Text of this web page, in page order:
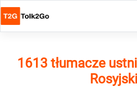
1613 tłumacze
Rosyjski